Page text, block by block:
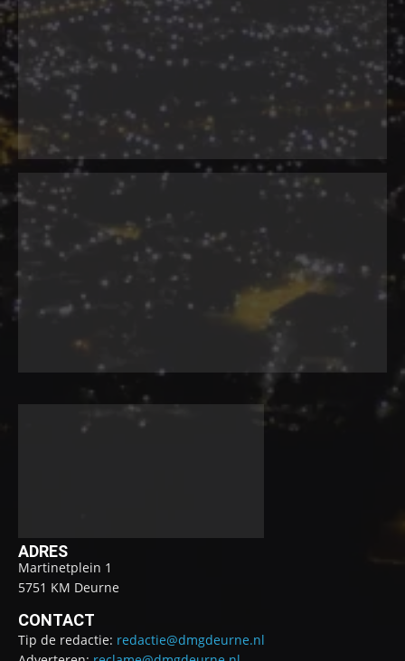
ADRES
Martinetplein 1
5751 KM Deurne
CONTACT
Tip de redactie: redactie@dmgdeurne.nl